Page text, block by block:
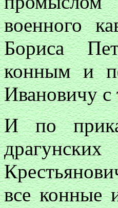
военного
Бориса
конным и
Ивановичу
И по
все конные